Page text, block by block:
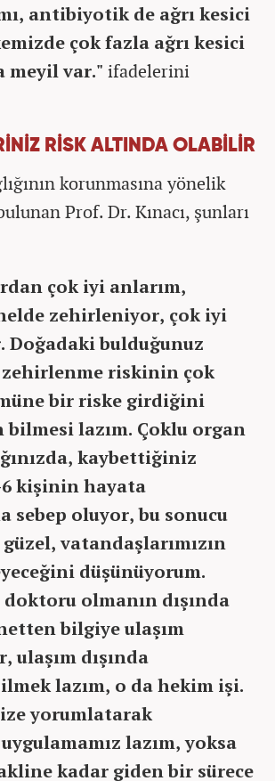
antibiyotik de ağrı kesici
çok fazla ağrı kesici
meyil var." ifadelerini
RİSK ALTINDA OLABİLİR
korunmasına yönelik
Prof. Dr. Kınacı, şunları
çok iyi anlarım,
zehirleniyor, çok iyi
Doğadaki bulduğunuz
riskinin çok
bir riske girdiğini
bilmesi lazım. Çoklu organ
kaybettiğiniz
6 kişinin hayata
sebep oluyor, bu sonucu
vatandaşlarımızın
düşünüyorum.
olmanın dışında
bilgiye ulaşım
ulaşım dışında
lazım, o da hekim işi.
yorumlatarak
lazım, yoksa
kadar giden bir sürece